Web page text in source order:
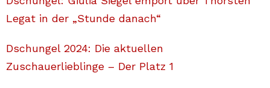
Legat in der „Stunde danach“
Dschungel 2024: Die aktuellen
Zuschauerlieblinge – Der Platz 1